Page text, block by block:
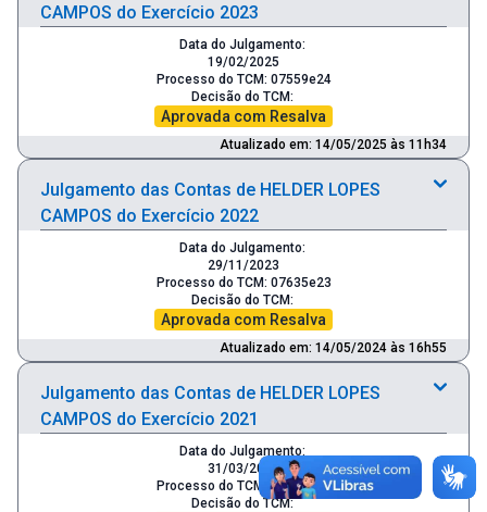
CAMPOS do Exercício 2023
Data do Julgamento:
19/02/2025
Processo do TCM: 07559e24
Decisão do TCM:
Aprovada com Resalva
Atualizado em: 14/05/2025 às 11h34
Julgamento das Contas de HELDER LOPES
CAMPOS do Exercício 2022
Data do Julgamento:
29/11/2023
Processo do TCM: 07635e23
Decisão do TCM:
Aprovada com Resalva
Atualizado em: 14/05/2024 às 16h55
Julgamento das Contas de HELDER LOPES
CAMPOS do Exercício 2021
Data do Julgamento:
31/03/2023
Processo do TCM: 11861e22
Decisão do TCM: